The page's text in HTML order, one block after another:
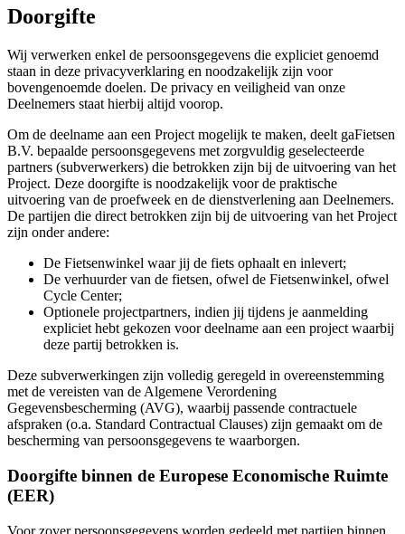
Doorgifte
Wij verwerken enkel de persoonsgegevens die expliciet genoemd
staan in deze privacyverklaring en noodzakelijk zijn voor
bovengenoemde doelen. De privacy en veiligheid van onze
Deelnemers staat hierbij altijd voorop.
Om de deelname aan een Project mogelijk te maken, deelt gaFietsen
B.V. bepaalde persoonsgegevens met zorgvuldig geselecteerde
partners (subverwerkers) die betrokken zijn bij de uitvoering van het
Project. Deze doorgifte is noodzakelijk voor de praktische
uitvoering van de proefweek en de dienstverlening aan Deelnemers.
De partijen die direct betrokken zijn bij de uitvoering van het Project
zijn onder andere:
De Fietsenwinkel waar jij de fiets ophaalt en inlevert;
De verhuurder van de fietsen, ofwel de Fietsenwinkel, ofwel
Cycle Center;
Optionele projectpartners, indien jij tijdens je aanmelding
expliciet hebt gekozen voor deelname aan een project waarbij
deze partij betrokken is.
Deze subverwerkingen zijn volledig geregeld in overeenstemming
met de vereisten van de Algemene Verordening
Gegevensbescherming (AVG), waarbij passende contractuele
afspraken (o.a. Standard Contractual Clauses) zijn gemaakt om de
bescherming van persoonsgegevens te waarborgen.
Doorgifte binnen de Europese Economische Ruimte
(EER)
Voor zover persoonsgegevens worden gedeeld met partijen binnen